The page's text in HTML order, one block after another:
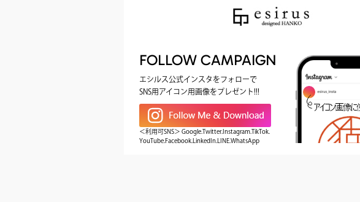
FOLLOW CAMPAIGN
エシルス公式インスタをフォローで
SNS用アイコン用画像をプレゼント!!!
＜利用可SNS＞ Google.Twitter.Instagram.TikTok.
YouTube.Facebook.LinkedIn.LINE.WhatsApp